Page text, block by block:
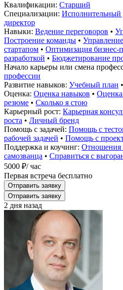
Квалификации: Старший
Специализации: Исполнительный
директор
Навыки: Ведение переговоров •
Построение команды •
стартапом • Оптимизация бизнес-
разработкой • Бюджетирование
Начало карьеры или смена
профессии
Развитие навыков: Учебный план •
Оценка: Оценка навыков •
резюме • Сколько я стою
Карьерный рост: Карьерная
роста • Личный бренд
Помощь с задачей: Помощь с
рабочей задачей • Помощь с
Поддержка и коучинг: Отношения
самозванца • Справиться с
5000 ₽/ час
Первая встреча бесплатно
Отправить заявку
Отправить заявку
2 дня назад